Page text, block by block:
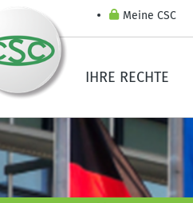
Meine CSC
IHRE RECHTE